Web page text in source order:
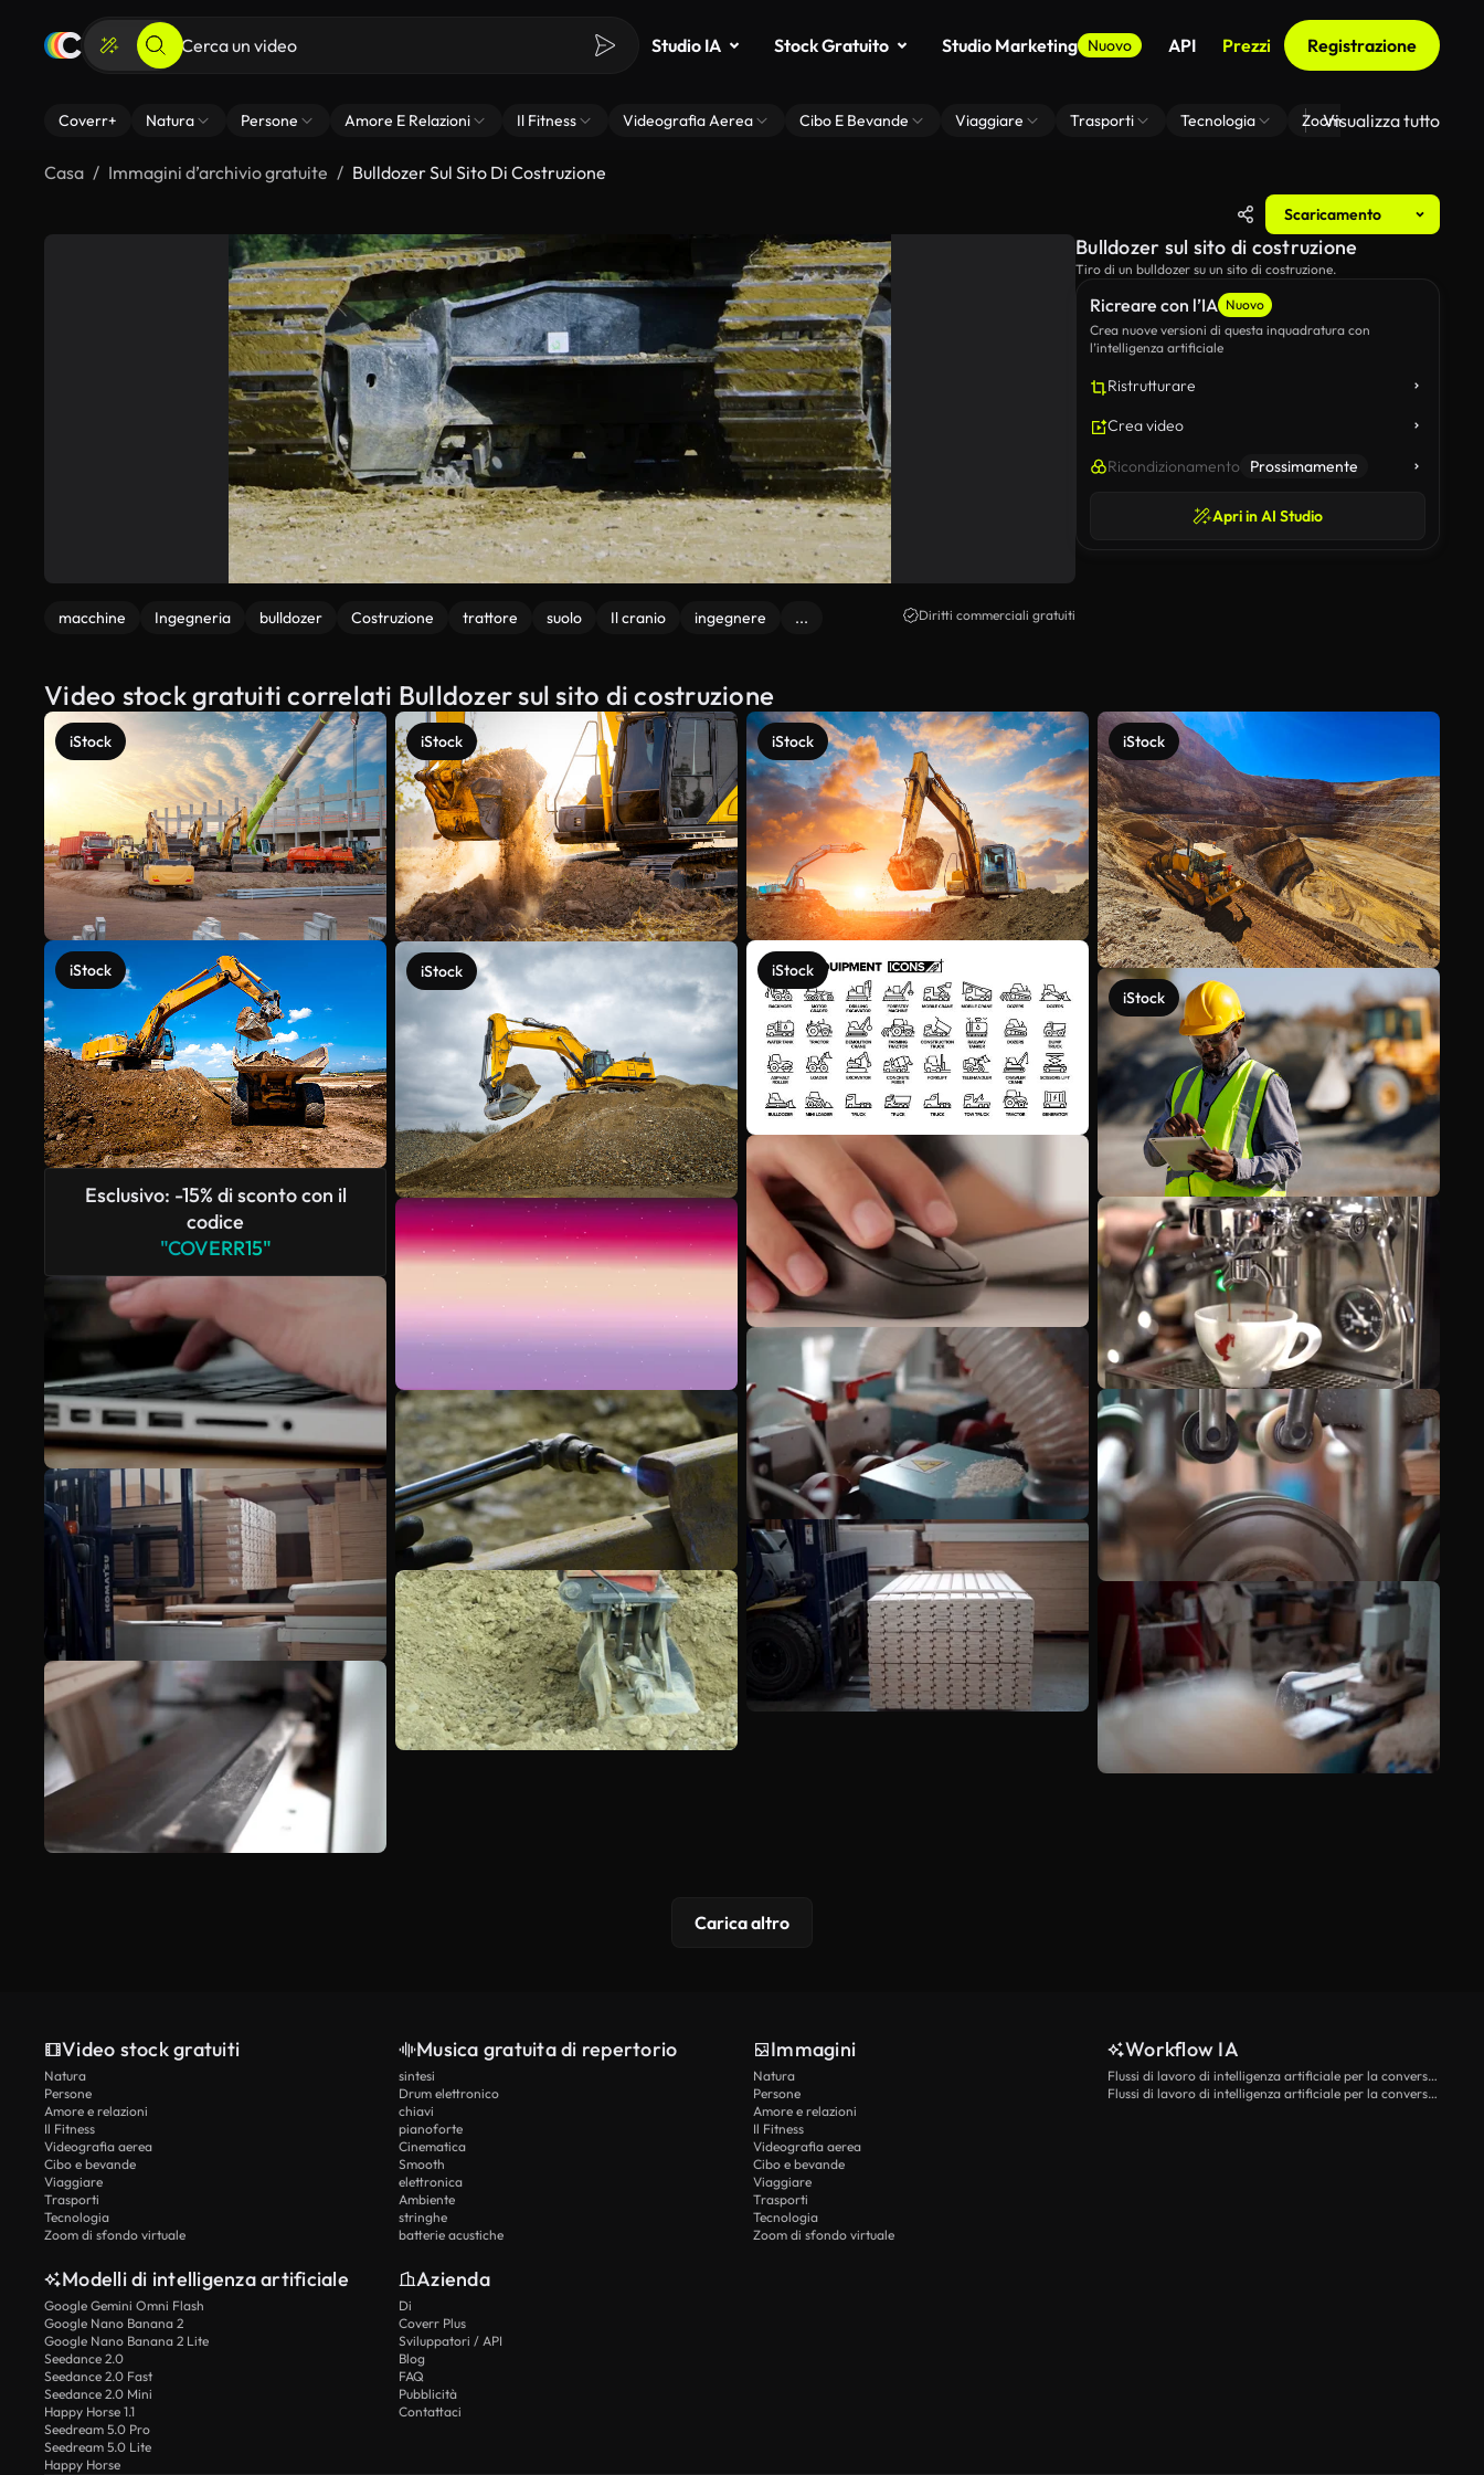
Studio IA Stock Gratuito Studio Marketing Nuovo API Prezzi Registrazione
Coverr+ Natura Persone Amore E Relazioni Il Fitness Videografia Aerea Cibo E Bevande Viaggiare Trasporti Tecnologia Zoom Di Sfondo Virtuale
Visualizza tutto
Casa Immagini d’archivio gratuite Bulldozer Sul Sito Di Costruzione
Scaricamento
macchine Ingegneria bulldozer Costruzione trattore suolo Il cranio ingegnere ... Diritti commerciali gratuiti
Ricreare con l’IA Nuovo
Crea nuove versioni di questa inquadratura con
l’intelligenza artificiale
Ristrutturare
Crea video
Ricondizionamento Prossimamente
Apri in AI Studio
Bulldozer sul sito di costruzione
Tiro di un bulldozer su un sito di costruzione.
Video stock gratuiti correlati Bulldozer sul sito di costruzione
iStock
iStock
Esclusivo: -15% di sconto con il
codice
"COVERR15"
iStock
iStock
iStock
iStock
iStock
iStock
Scopri di più
Carica altro
Video stock gratuiti
Natura
Persone
Amore e relazioni
Il Fitness
Videografia aerea
Cibo e bevande
Viaggiare
Trasporti
Tecnologia
Zoom di sfondo virtuale
Musica gratuita di repertorio
sintesi
Drum elettronico
chiavi
pianoforte
Cinematica
Smooth
elettronica
Ambiente
stringhe
batterie acustiche
Immagini
Natura
Persone
Amore e relazioni
Il Fitness
Videografia aerea
Cibo e bevande
Viaggiare
Trasporti
Tecnologia
Zoom di sfondo virtuale
Workflow IA
Flussi di lavoro di intelligenza artificiale per la conversione da testo a video
Flussi di lavoro di intelligenza artificiale per la conversione di immagini in video
Modelli di intelligenza artificiale
Google Gemini Omni Flash
Google Nano Banana 2
Google Nano Banana 2 Lite
Seedance 2.0
Seedance 2.0 Fast
Seedance 2.0 Mini
Happy Horse 1.1
Seedream 5.0 Pro
Seedream 5.0 Lite
Happy Horse
Azienda
Di
Coverr Plus
Sviluppatori / API
Blog
FAQ
Pubblicità
Contattaci